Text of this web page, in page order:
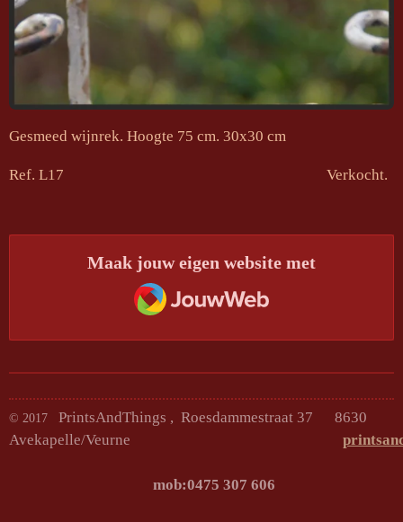
Gesmeed wijnrek. Hoogte 75 cm. 30x30 cm
Ref. L17 Verkocht.
Maak jouw eigen website met
JouwWeb
© 2017 PrintsAndThings , Roesdammestraat 37 8630
Avekapelle/Veurne
mob:0475